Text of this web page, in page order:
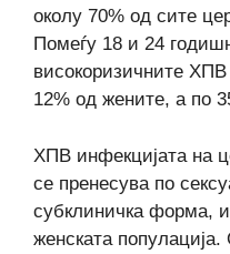
околу 70% од сите
Помеѓу 18 и 24
високоризичните
12% од жените, а по
ХПВ инфекцијата на
се пренесува по
субклиничка форма, и
женската